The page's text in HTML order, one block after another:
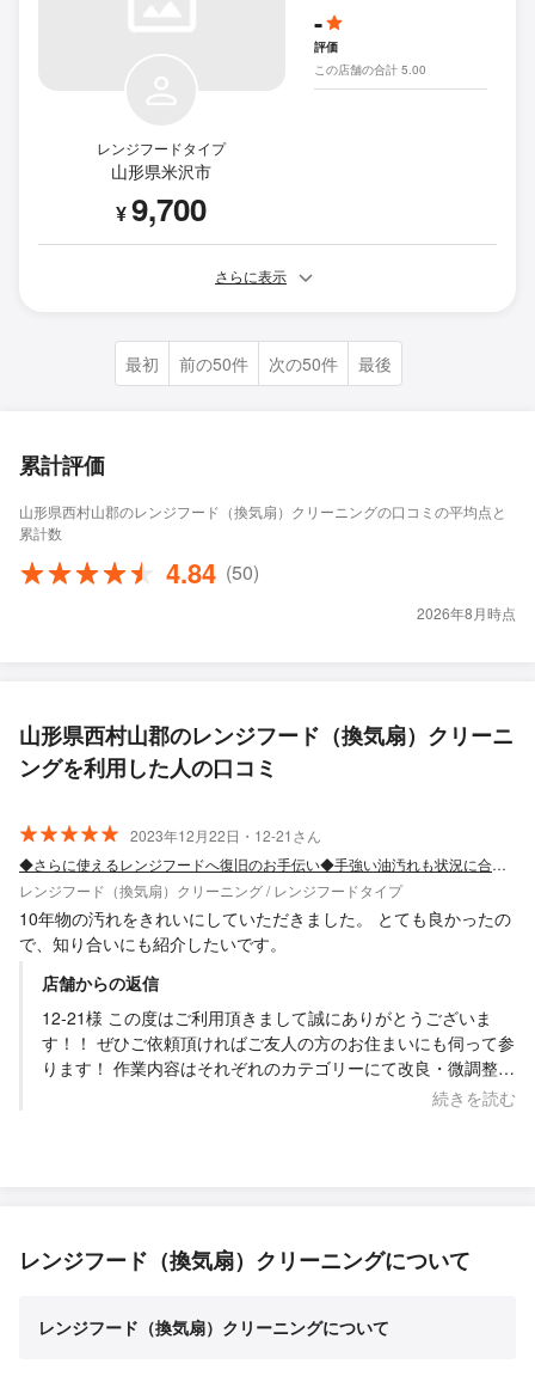
レンジフードタイプ
山形県米沢市
¥9,700
-
評価
この店舗の合計 5.00
さらに表示
最初 前の50件 次の50件 最後
累計評価
山形県西村山郡のレンジフード（換気扇）クリーニングの口コミの平均点と
累計数
4.84 (50)
2026年8月時点
山形県西村山郡のレンジフード（換気扇）クリーニ
ングを利用した人の口コミ
2023年12月22日・12-21さん
◆さらに使えるレンジフードへ復旧のお手伝い◆手強い油汚れも状況に合わせて清掃◎
レンジフード（換気扇）クリーニング / レンジフードタイプ
10年物の汚れをきれいにしていただきました。 とても良かったの
で、知り合いにも紹介したいです。
店舗からの返信
12-21様 この度はご利用頂きまして誠にありがとうございま
す！！ ぜひご依頼頂ければご友人の方のお住まいにも伺って参
ります！ 作業内容はそれぞれのカテゴリーにて改良・微調整を
加えながら一貫した内容で進めてはおりますので、ぜひよろし
続きを読む
レンジフード（換気扇）クリーニングについて
レンジフード（換気扇）クリーニングについて